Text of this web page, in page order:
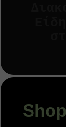
Shop